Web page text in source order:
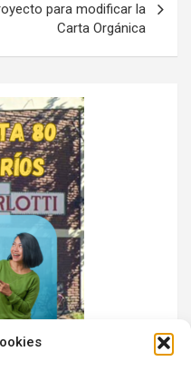
para modificar la
Carta Orgánica